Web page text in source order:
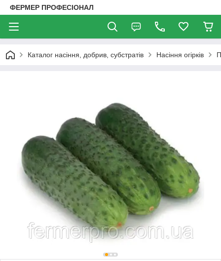
ФЕРМЕР ПРОФЕСІОНАЛ
Каталог насіння, добрив, субстратів Насіння огірків